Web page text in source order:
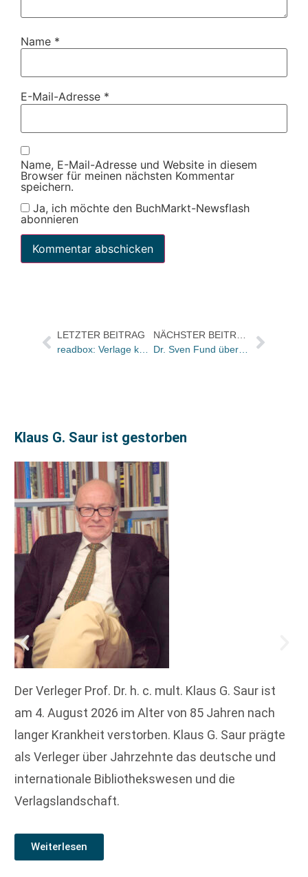
Name *
E-Mail-Adresse *
Name, E-Mail-Adresse und Website in diesem
Browser für meinen nächsten Kommentar
speichern.
Ja, ich möchte den BuchMarkt-Newsflash
abonnieren
LETZTER BEITRAG
readbox: Verlage können über neues Online-Kundencenter E-Book-Projekte steuern
NÄCHSTER BEITRAG
Dr. Sven Fund über den Kauf von Oldenbourg und Akademie Verlag
Klaus G. Saur ist gestorben
Der Verleger Prof. Dr. h. c. mult. Klaus G. Saur ist
am 4. August 2026 im Alter von 85 Jahren nach
langer Krankheit verstorben. Klaus G. Saur prägte
als Verleger über Jahrzehnte das deutsche und
internationale Bibliothekswesen und die
Verlagslandschaft.
Weiterlesen